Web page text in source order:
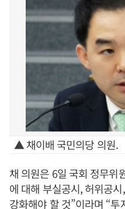
▲ 채이배 국민의당 의원.
채 의원은 6일 국회 정무위
에 대해 부실공시, 허위공
강화해야 할 것”이라며 “